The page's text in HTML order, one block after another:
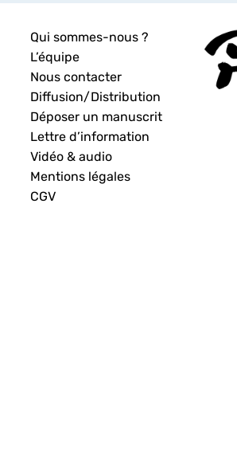
Qui sommes-nous ?
L’équipe
Nous contacter
Diffusion/Distribution
Déposer un manuscrit
Lettre d’information
Vidéo & audio
Mentions légales
CGV